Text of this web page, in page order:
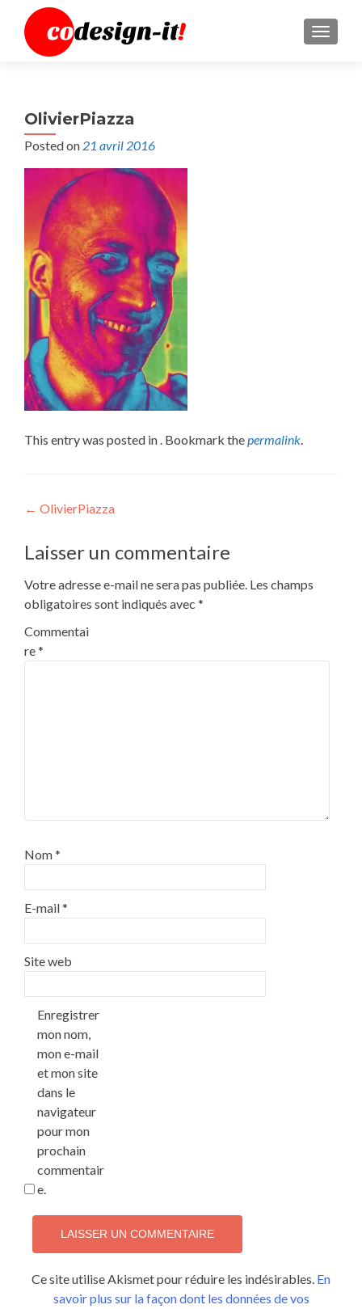
MENU
OlivierPiazza
Posted on 21 avril 2016
This entry was posted in . Bookmark thepermalink.
Post
navigation
← OlivierPiazza
Laisser un commentaire
Votre adresse e-mail ne sera pas publiée. Les champs
obligatoires sont indiqués avec *
Commentai
re*
Nom*
E-mail*
Site web
Enregistrer
mon nom,
mon e-mail
et mon site
dans le
navigateur
pour mon
prochain
commentair
e.
Ce site utilise Akismet pour réduire les indésirables. En
savoir plus sur la façon dont les données de vos